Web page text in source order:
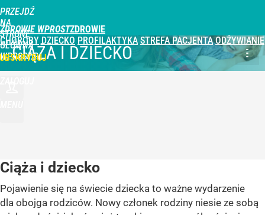
PRZEJDŹ
NA
STRONĘ
GŁÓWNĄ
WPROST.PL
ZDROWIE WPROST
CHOROBY DZIECKO PROFILAKTYKA STREFA PACJENTA ODŻYWIANIE
CIĄŻA I DZIECKO
Ciąża i dziecko
Pojawienie się na świecie dziecka to ważne wydarzenie
dla obojga rodziców. Nowy członek rodziny niesie ze sobą